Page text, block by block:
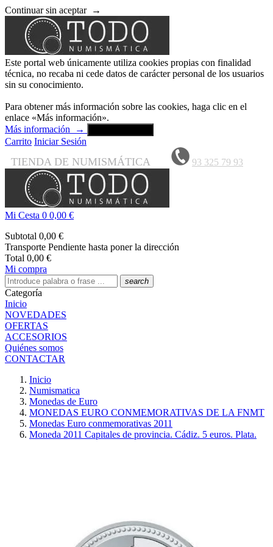
Continuar sin aceptar →
Este portal web únicamente utiliza cookies propias con finalidad
técnica, no recaba ni cede datos de carácter personal de los usuarios
sin su conocimiento.
Para obtener más información sobre las cookies, haga clic en el
enlace «Más información».
Más información
→
Carrito Iniciar Sesión
TIENDA DE NUMISMÁTICA 93 325 79 93
Mi Cesta 0 0,00 €
Subtotal 0,00 €
Transporte Pendiente hasta poner la dirección
Total 0,00 €
Mi compra
search
Categoría
Inicio
NOVEDADES
OFERTAS
ACCESORIOS
Quiénes somos
CONTACTAR
Inicio
Numismatica
Monedas de Euro
MONEDAS EURO CONMEMORATIVAS DE LA FNMT
Monedas Euro conmemorativas 2011
Moneda 2011 Capitales de provincia. Cádiz. 5 euros. Plata.